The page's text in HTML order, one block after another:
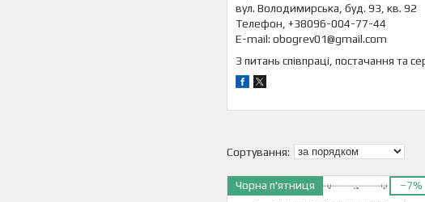
вул. Володимирська, буд. 93, кв. 92
Телефон, +38096-004-77-44
E-mail: obogrev01@gmail.com
З питань співпраці, постачання та
Чорна п'ятниця –7%